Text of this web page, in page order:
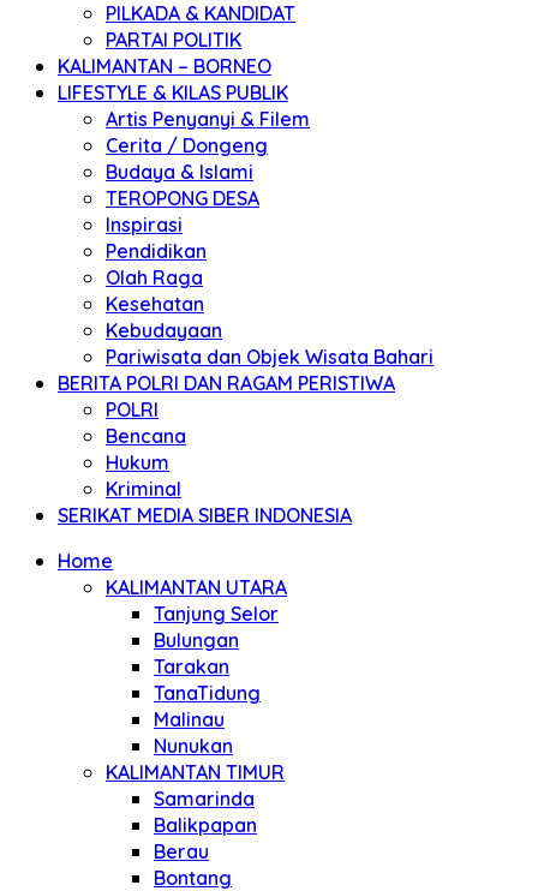
PILKADA & KANDIDAT
PARTAI POLITIK
KALIMANTAN – BORNEO
LIFESTYLE & KILAS PUBLIK
Artis Penyanyi & Filem
Cerita / Dongeng
Budaya & Islami
TEROPONG DESA
Inspirasi
Pendidikan
Olah Raga
Kesehatan
Kebudayaan
Pariwisata dan Objek Wisata Bahari
BERITA POLRI DAN RAGAM PERISTIWA
POLRI
Bencana
Hukum
Kriminal
SERIKAT MEDIA SIBER INDONESIA
Home
KALIMANTAN UTARA
Tanjung Selor
Bulungan
Tarakan
TanaTidung
Malinau
Nunukan
KALIMANTAN TIMUR
Samarinda
Balikpapan
Berau
Bontang